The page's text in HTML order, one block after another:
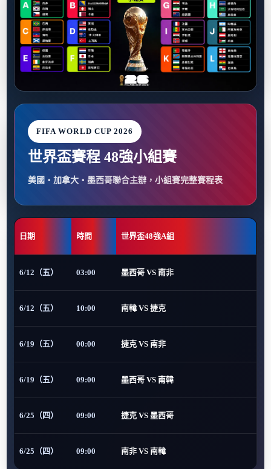
FIFA WORLD CUP 2026
世界盃賽程 48強小組賽
美國・加拿大・墨西哥聯合主辦，小組賽完整賽程表
日期 時間 世界盃48強A組
6/12（五） 03:00 墨西哥 VS 南非
6/12（五） 10:00 南韓 VS 捷克
6/19（五） 00:00 捷克 VS 南非
6/19（五） 09:00 墨西哥 VS 南韓
6/25（四） 09:00 捷克 VS 墨西哥
6/25（四） 09:00 南非 VS 南韓